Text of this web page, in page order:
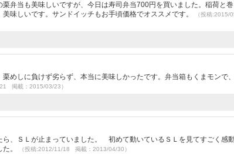
弁当も美味しいですが、今日は寿司弁当700円を買いました。稲荷と巻
味しいです。サンドイッチもお手頃価格でオススメです。
（投稿
めしに負けず劣らず、本当に美味しかったです。弁当箱もくまモンで
掲載：2015/03/23）
、ＳＬが止まっていました。 初めて動いているＳＬを見てすごく感
。
（投稿:2012/11/18 掲載：2013/04/30）